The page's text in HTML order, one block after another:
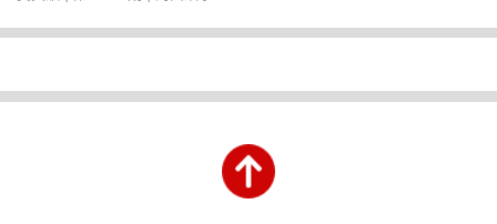
價，但小型同業恐怕已經被加價了。」
阿聯酋是中東最大鋁生產國，當地設施遭攻
因此向光寶提出一○％漲價要求，邱森彬只